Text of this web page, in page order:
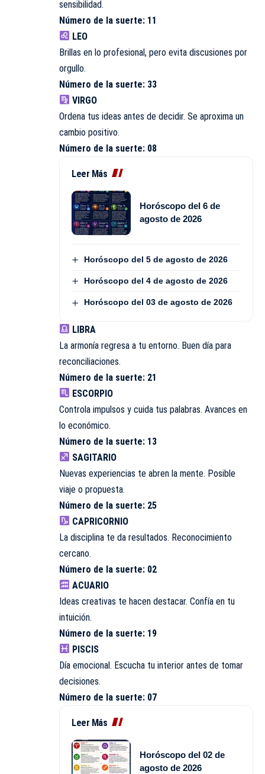
sensibilidad.
Número de la suerte: 11
LEO
Brillas en lo profesional, pero evita discusiones por
orgullo.
Número de la suerte: 33
VIRGO
Ordena tus ideas antes de decidir. Se aproxima un
cambio positivo.
Número de la suerte: 08
Leer Más
Horóscopo del 6 de
agosto de 2026
Horóscopo del 5 de agosto de 2026
Horóscopo del 4 de agosto de 2026
Horóscopo del 03 de agosto de 2026
LIBRA
La armonía regresa a tu entorno. Buen día para
reconciliaciones.
Número de la suerte: 21
ESCORPIO
Controla impulsos y cuida tus palabras. Avances en
lo económico.
Número de la suerte: 13
SAGITARIO
Nuevas experiencias te abren la mente. Posible
viaje o propuesta.
Número de la suerte: 25
CAPRICORNIO
La disciplina te da resultados. Reconocimiento
cercano.
Número de la suerte: 02
ACUARIO
Ideas creativas te hacen destacar. Confía en tu
intuición.
Número de la suerte: 19
PISCIS
Día emocional. Escucha tu interior antes de tomar
decisiones.
Número de la suerte: 07
Leer Más
Horóscopo del 02 de
agosto de 2026